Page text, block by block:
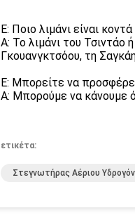
Ε: Ποιο λιμάνι είναι
Α: Το λιμάνι του Τσιντάο
Γκουανγκτσόου, τη
Ε: Μπορείτε να
Α: Μπορούμε να κάνουμε
ετικέτα:
Στεγνωτήρας Αέριου